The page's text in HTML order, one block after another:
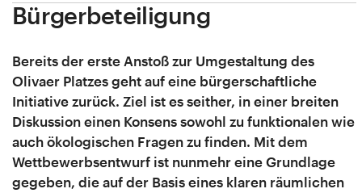
Bürgerbeteiligung
Bereits der erste Anstoß zur Umgestaltung des
Olivaer Platzes geht auf eine bürgerschaftliche
Initiative zurück. Ziel ist es seither, in einer breiten
Diskussion einen Konsens sowohl zu funktionalen wie
auch ökologischen Fragen zu finden. Mit dem
Wettbewerbsentwurf ist nunmehr eine Grundlage
gegeben, die auf der Basis eines klaren räumlichen